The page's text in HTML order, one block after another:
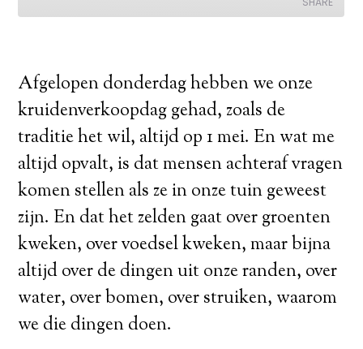
Afgelopen donderdag hebben we onze
kruidenverkoopdag gehad, zoals de
traditie het wil, altijd op 1 mei. En wat me
altijd opvalt, is dat mensen achteraf vragen
komen stellen als ze in onze tuin geweest
zijn. En dat het zelden gaat over groenten
kweken, over voedsel kweken, maar bijna
altijd over de dingen uit onze randen, over
water, over bomen, over struiken, waarom
we die dingen doen.